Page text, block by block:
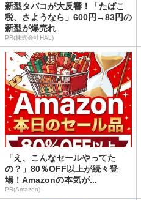
新型タバコが大反響！「たばこ
税、さようなら」600円→83円の
新型が爆売れ
PR(株式会社HAL)
「え、こんなセールやってた
の？」80％OFF以上が続々登
場！Amazonの本気が...
PR(Amazon)